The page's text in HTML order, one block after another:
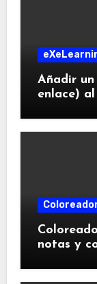
Añadir un
enlace)
notas y